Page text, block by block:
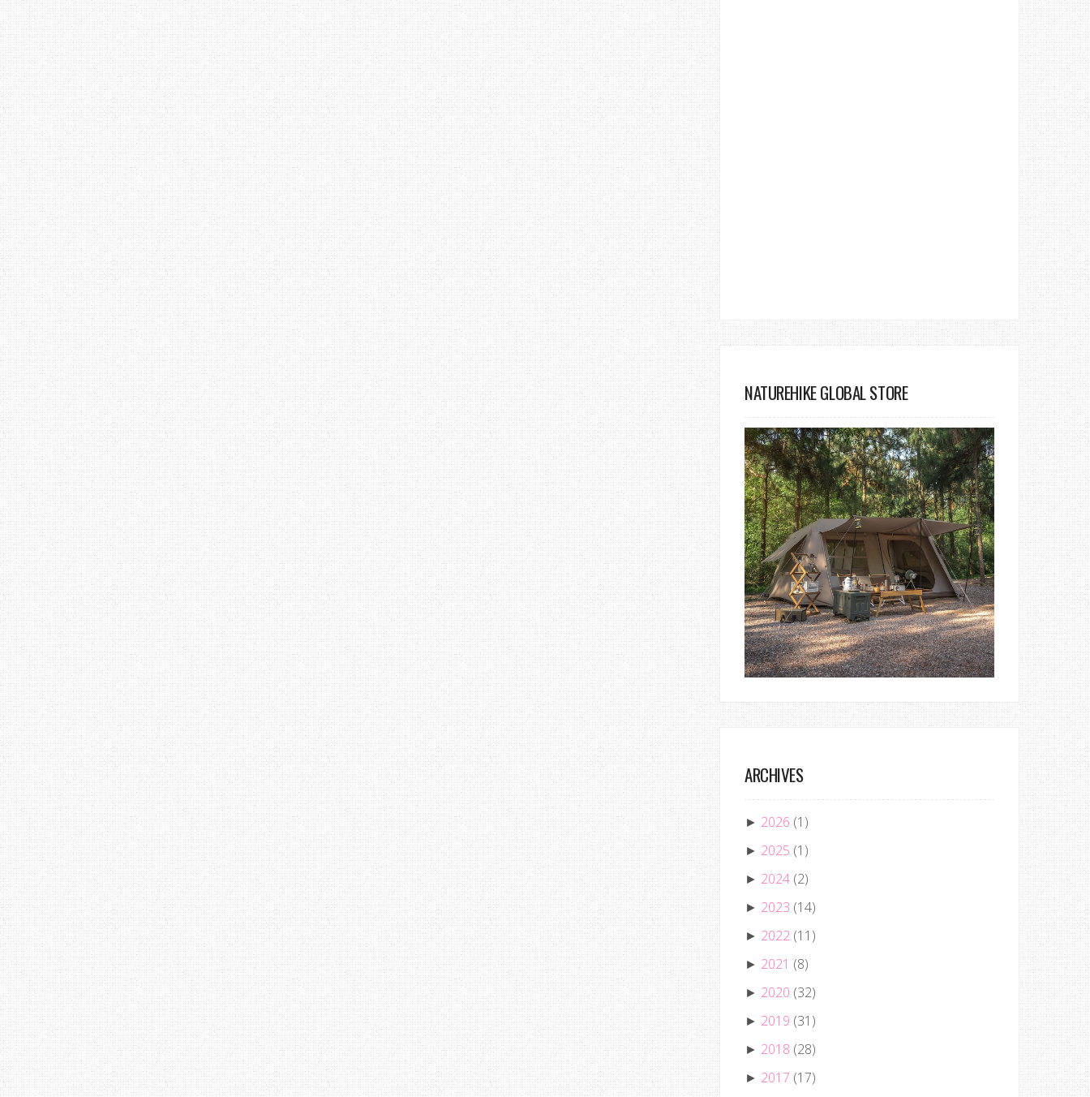
Aku juga kadang - kadang berasa geram kalau pelajar tidak
melakukan apa yang di suruh, seolah - olah tiada arahan
yang di keluarkan sebelumnya. Adakah tidak faham, atau
sengaja tidak mahu mengendahkannya. Sebagai contoh, Ujian
1 akan bermula jam 2 petang, dan akan mengambil masa 1
jam sahaja. Tapi malangnya, pelajar pertama yang hadir
jam 2.25 petang.
Bagi aku, arahan yang mudah untuk di fahami. Ujian akan
bermula jam 2, dan akan tamat jam 3. Jika anda gagal
datang pada masa yang di tetapkan, tiada istilah kejam
kalau anda tidak dapat menyelesaikan semua soalan, kerana
masalah itu datang dari anda. Walaupun aku masih
mempunyai toleransi, tapi dalam hal - hal begini, bukan
masa yang sesuai untuk memikirkan definisi toleransi.
Berbalik kepada perbincangan di atas, beri tumpuan dalam
menerima arahan atau maklumat amat penting, dan ia dapat
mengelakkan diri dari pelbagai masalah. Cabaran dalam
mewujudkan komunikasi berkesan boleh di atasi sekiranya
kita tahu apa yang perlu di lakukan. Apa kata anda? :D
Terima Kasih ~ Datang Lagi
NATUREHIKE GLOBAL STORE
ARCHIVES
► 2026 (1)
► 2025 (1)
► 2024 (2)
► 2023 (14)
► 2022 (11)
► 2021 (8)
► 2020 (32)
► 2019 (31)
► 2018 (28)
► 2017 (17)